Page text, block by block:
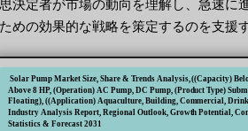
決定者が市場の動向を理解し、急速に
めの効果的な戦略を策定するのを支援